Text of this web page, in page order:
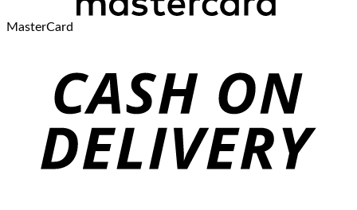
MasterCard